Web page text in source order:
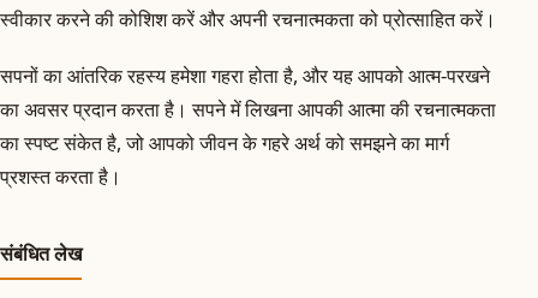
स्वीकार करने की कोशिश करें और अपनी रचनात्मकता को प्रोत्साहित करें।
सपनों का आंतरिक रहस्य हमेशा गहरा होता है, और यह आपको आत्म-परखने
का अवसर प्रदान करता है। सपने में लिखना आपकी आत्मा की रचनात्मकता
का स्पष्ट संकेत है, जो आपको जीवन के गहरे अर्थ को समझने का मार्ग
प्रशस्त करता है।
संबंधित लेख